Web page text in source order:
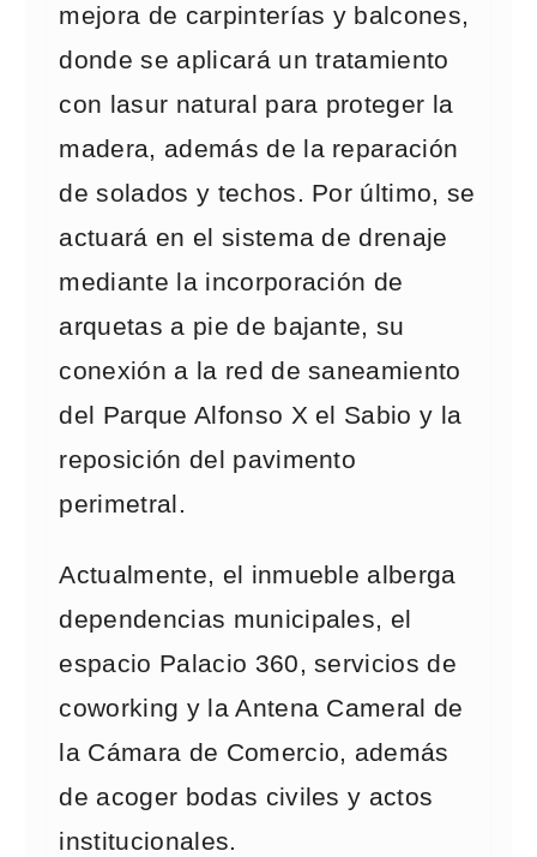
mejora de carpinterías y balcones,
donde se aplicará un tratamiento
con lasur natural para proteger la
madera, además de la reparación
de solados y techos. Por último, se
actuará en el sistema de drenaje
mediante la incorporación de
arquetas a pie de bajante, su
conexión a la red de saneamiento
del Parque Alfonso X el Sabio y la
reposición del pavimento
perimetral.
Actualmente, el inmueble alberga
dependencias municipales, el
espacio Palacio 360, servicios de
coworking y la Antena Cameral de
la Cámara de Comercio, además
de acoger bodas civiles y actos
institucionales.